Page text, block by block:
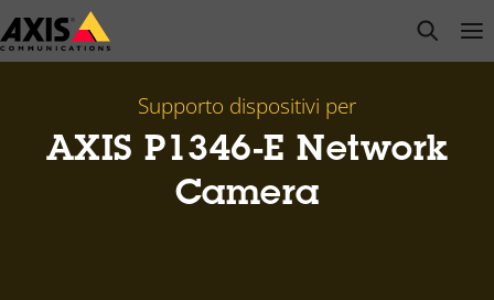
Salta
al
open
Supporto dispositivi per
AXIS P1346-E Network
Camera